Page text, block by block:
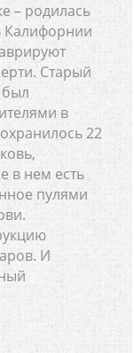
– родилась
Калифорнии
Старый
в
22
в нем есть
пулями
И